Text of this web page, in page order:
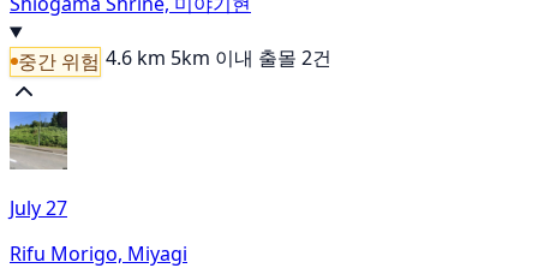
중간 위험 4.6 km 5km 이내 출몰 2건
July 27
Rifu Morigo, Miyagi